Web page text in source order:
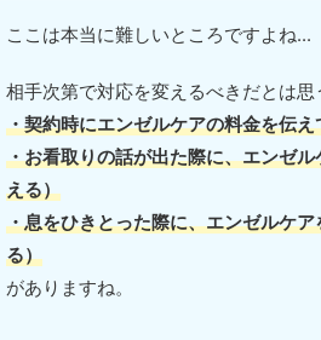
ここは本当に難しいところですよね...
相手次第で対応を変えるべきだとは
・契約時にエンゼルケアの料金を伝え
・お看取りの話が出た際に、エンゼ
える）
・息をひきとった際に、エンゼルケ
る）
がありますね。